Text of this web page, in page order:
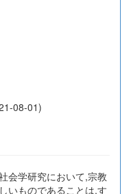
08-01)
会学研究において,宗教
いものであることは,す